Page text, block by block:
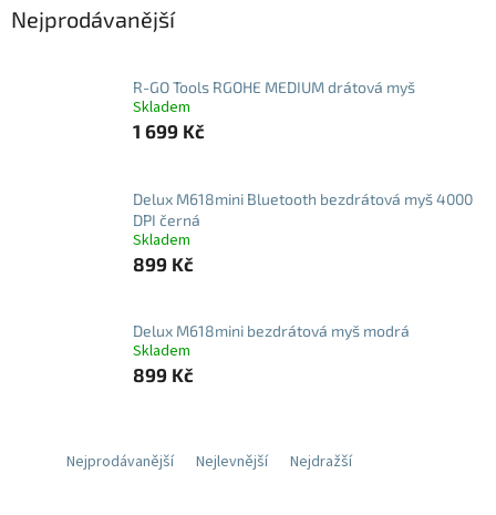
Nejprodávanější
R-GO Tools RGOHE MEDIUM drátová myš
Skladem
1 699 Kč
Delux M618mini Bluetooth bezdrátová myš 4000
DPI černá
Skladem
899 Kč
Delux M618mini bezdrátová myš modrá
Skladem
899 Kč
Nejprodávanější Nejlevnější Nejdražší